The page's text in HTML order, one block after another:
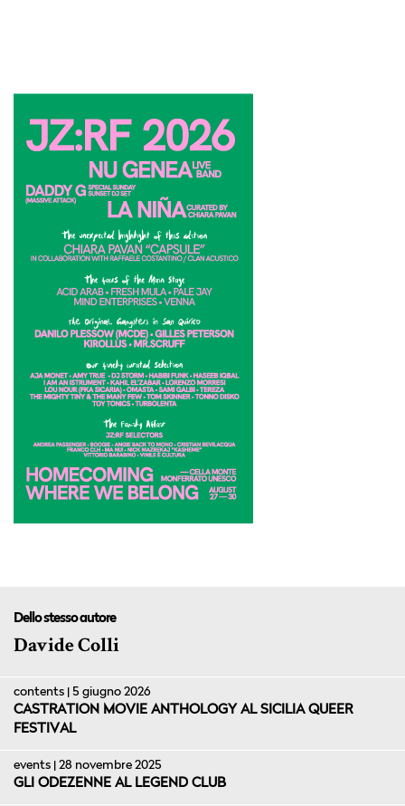
Dello stesso autore
Davide Colli
contents | 5 giugno 2026
CASTRATION MOVIE ANTHOLOGY AL SICILIA QUEER
FESTIVAL
events | 28 novembre 2025
GLI ODEZENNE AL LEGEND CLUB